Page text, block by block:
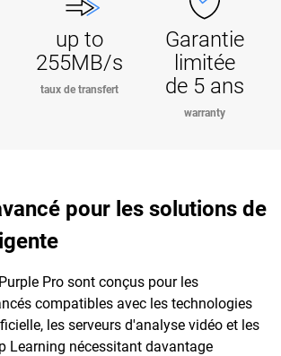
up to
255MB/s
taux de transfert
Garantie
limitée
de 5 ans
warranty
pour les solutions de
Pro sont conçus pour les
compatibles avec les technologies
les serveurs d'analyse vidéo et les
Learning nécessitant davantage